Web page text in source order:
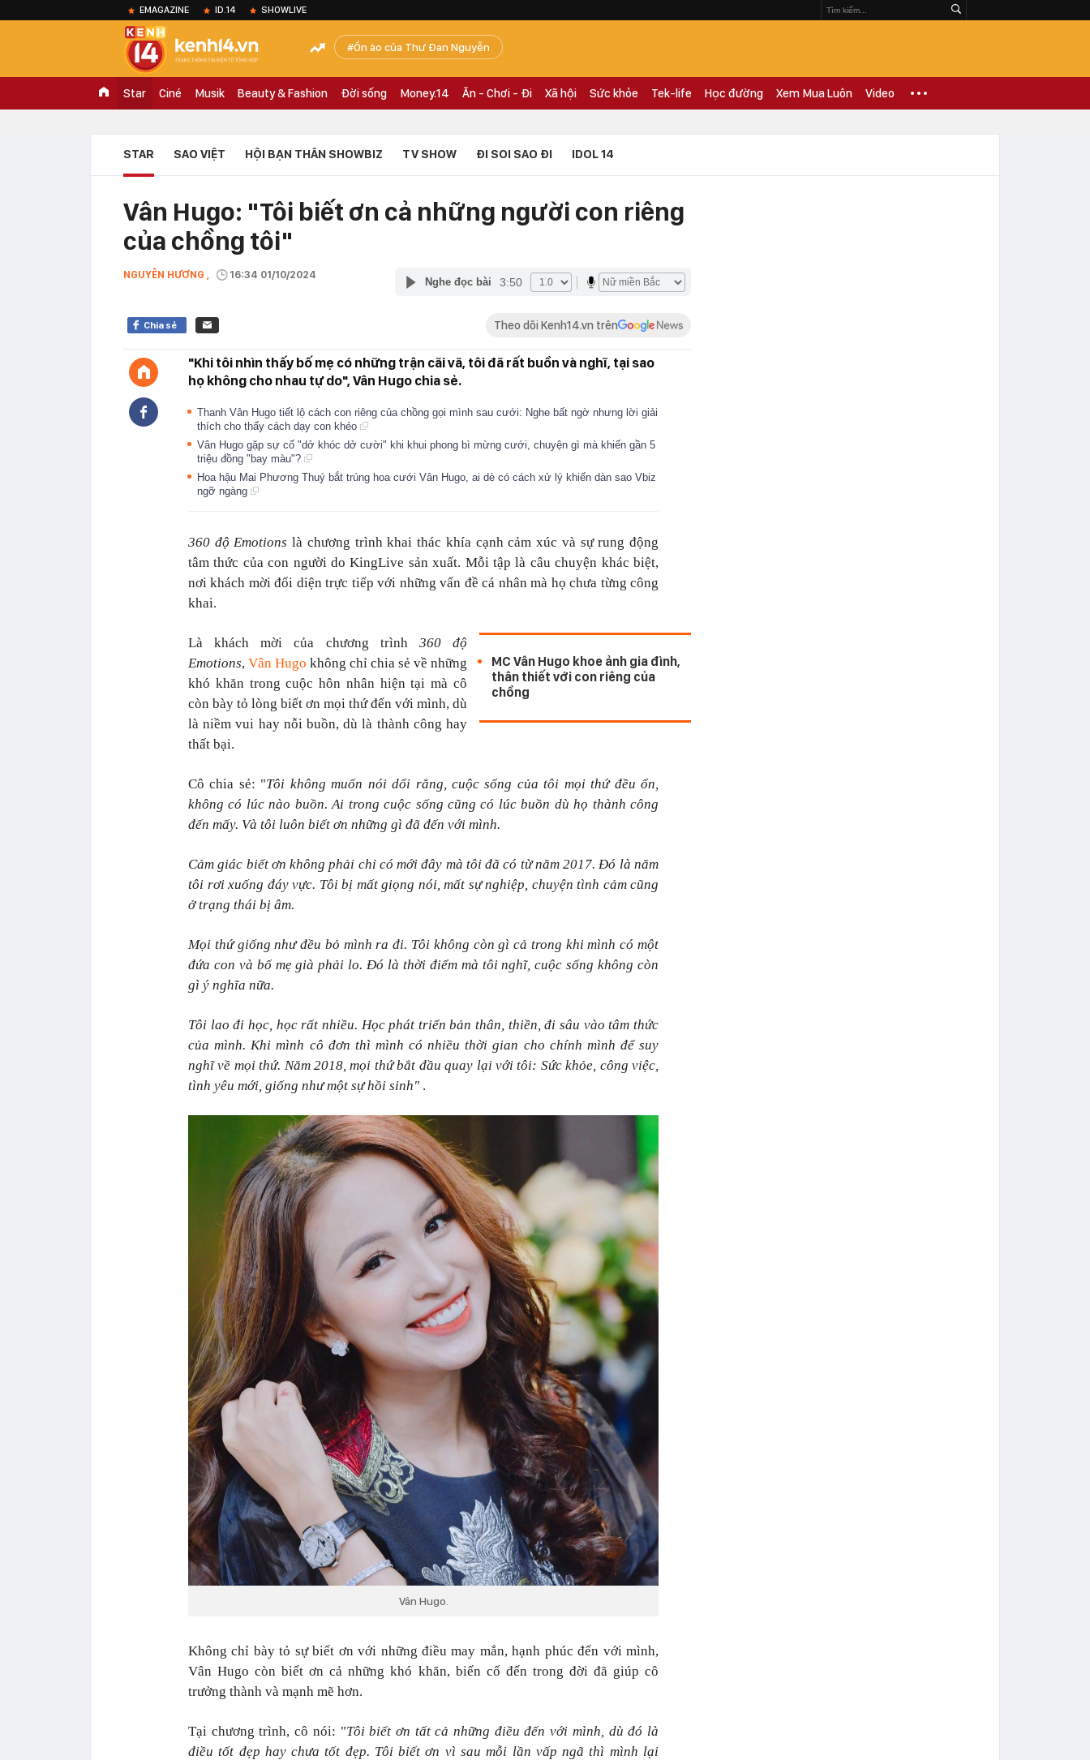
EMAGAZINE ID.14 SHOWLIVE
Ồn ào của Thư Đan Nguyễn
Star Ciné Musik Beauty & Fashion Đời sống Money.14 Ăn - Chơi - Đi Xã hội Sức khỏe Tek-life Học đường Xem Mua Luôn Video
STAR SAO VIỆT HỘI BẠN THÂN SHOWBIZ TV SHOW ĐI SOI SAO ĐI IDOL 14
Vân Hugo: "Tôi biết ơn cả những người con riêng
của chồng tôi"
NGUYỄN HƯƠNG , 16:34 01/10/2024
Nghe đọc bài 3:50
Chia sẻ Theo dõi Kenh14.vn trên
"Khi tôi nhìn thấy bố mẹ có những trận cãi vã, tôi đã rất buồn và nghĩ, tại sao
họ không cho nhau tự do", Vân Hugo chia sẻ.
Thanh Vân Hugo tiết lộ cách con riêng của chồng gọi mình sau cưới: Nghe bất ngờ nhưng lời giải
thích cho thấy cách dạy con khéo
Vân Hugo gặp sự cố "dở khóc dở cười" khi khui phong bì mừng cưới, chuyện gì mà khiến gần 5
triệu đồng "bay màu"?
Hoa hậu Mai Phương Thuý bắt trúng hoa cưới Vân Hugo, ai dè có cách xử lý khiến dàn sao Vbiz
ngỡ ngàng
360 độ Emotions là chương trình khai thác khía cạnh cảm xúc và sự rung động
tâm thức của con người do KingLive sản xuất. Mỗi tập là câu chuyện khác biệt,
nơi khách mời đối diện trực tiếp với những vấn đề cá nhân mà họ chưa từng công
khai.
MC Vân Hugo khoe ảnh gia đình,
thân thiết với con riêng của
chồng
Là khách mời của chương trình 360 độ
Emotions, Vân Hugo không chỉ chia sẻ về những
khó khăn trong cuộc hôn nhân hiện tại mà cô
còn bày tỏ lòng biết ơn mọi thứ đến với mình, dù
là niềm vui hay nỗi buồn, dù là thành công hay
thất bại.
Cô chia sẻ: "Tôi không muốn nói dối rằng, cuộc sống của tôi mọi thứ đều ổn,
không có lúc nào buồn. Ai trong cuộc sống cũng có lúc buồn dù họ thành công
đến mấy. Và tôi luôn biết ơn những gì đã đến với mình.
Cảm giác biết ơn không phải chỉ có mới đây mà tôi đã có từ năm 2017. Đó là năm
tôi rơi xuống đáy vực. Tôi bị mất giọng nói, mất sự nghiệp, chuyện tình cảm cũng
ở trạng thái bị âm.
Mọi thứ giống như đều bỏ mình ra đi. Tôi không còn gì cả trong khi mình có một
đứa con và bố mẹ già phải lo. Đó là thời điểm mà tôi nghĩ, cuộc sống không còn
gì ý nghĩa nữa.
Tôi lao đi học, học rất nhiều. Học phát triển bản thân, thiền, đi sâu vào tâm thức
của mình. Khi mình cô đơn thì mình có nhiều thời gian cho chính mình để suy
nghĩ về mọi thứ. Năm 2018, mọi thứ bắt đầu quay lại với tôi: Sức khỏe, công việc,
tình yêu mới, giống như một sự hồi sinh" .
Vân Hugo.
Không chỉ bày tỏ sự biết ơn với những điều may mắn, hạnh phúc đến với mình,
Vân Hugo còn biết ơn cả những khó khăn, biến cố đến trong đời đã giúp cô
trưởng thành và mạnh mẽ hơn.
Tại chương trình, cô nói: "Tôi biết ơn tất cả những điều đến với mình, dù đó là
điều tốt đẹp hay chưa tốt đẹp. Tôi biết ơn vì sau mỗi lần vấp ngã thì mình lại